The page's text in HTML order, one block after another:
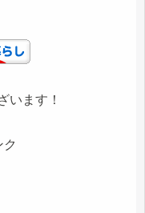
います！